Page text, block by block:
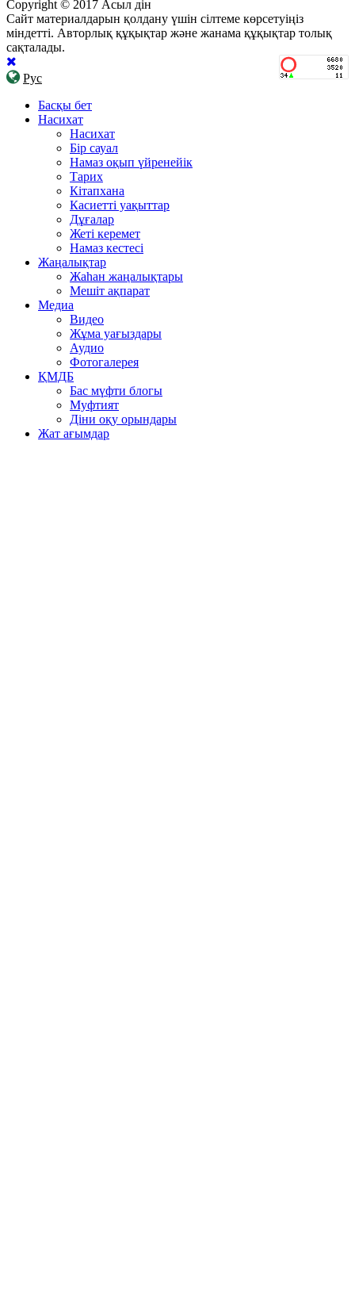
Copyright © 2017 Асыл дін
Сайт материалдарын қолдану үшін сілтеме көрсетуіңіз
міндетті. Авторлық құқықтар және жанама құқықтар толық
сақталады.
Рус
Басқы бет
Насихат
Насихат
Бір сауал
Намаз оқып үйренейік
Тарих
Кітапхана
Касиетті уақыттар
Дұғалар
Жеті керемет
Намаз кестесі
Жаңалықтар
Жаһан жаңалықтары
Мешіт ақпарат
Медиа
Видео
Жұма уағыздары
Аудио
Фотогалерея
ҚМДБ
Бас мүфти блогы
Муфтият
Діни оқу орындары
Жат ағымдар